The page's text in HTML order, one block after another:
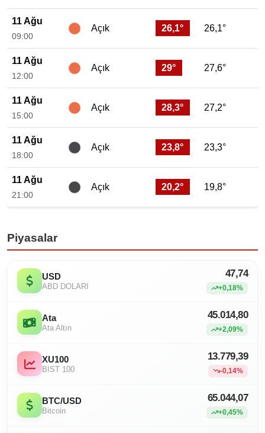
11 Ağu
09:00
Açık 26,1° 26,1°
11 Ağu
12:00
Açık 29° 27,6°
11 Ağu
15:00
Açık 28,3° 27,2°
11 Ağu
18:00
Açık 23,8° 23,3°
11 Ağu
21:00
Açık 20,2° 19,8°
Piyasalar
USD
ABD DOLARI
47,74
+0,18%
Ata
Ata Altın
45.014,80
+2,09%
XU100
BIST 100
13.779,39
-0,14%
BTC/USD
Bitcoin
65.044,07
+0,45%